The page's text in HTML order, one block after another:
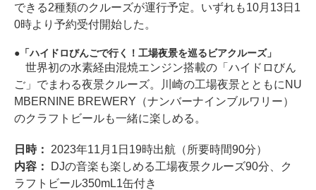
できる2種類のクルーズが運行予定。いずれも10月13日1
0時より予約受付開始した。
「ハイドロびんごで行く！工場夜景を巡るビアクルーズ」
世界初の水素経由混焼エンジン搭載の「ハイドロびん
ご」でまわる夜景クルーズ。川崎の工場夜景とともにNU
MBERNINE BREWERY（ナンバーナインブルワリー）
のクラフトビールも一緒に楽しめる。
日時： 2023年11月1日19時出航（所要時間90分）
内容：
DJの音楽も楽しめる工場夜景クルーズ90分、ク
ラフトビール350mL1缶付き